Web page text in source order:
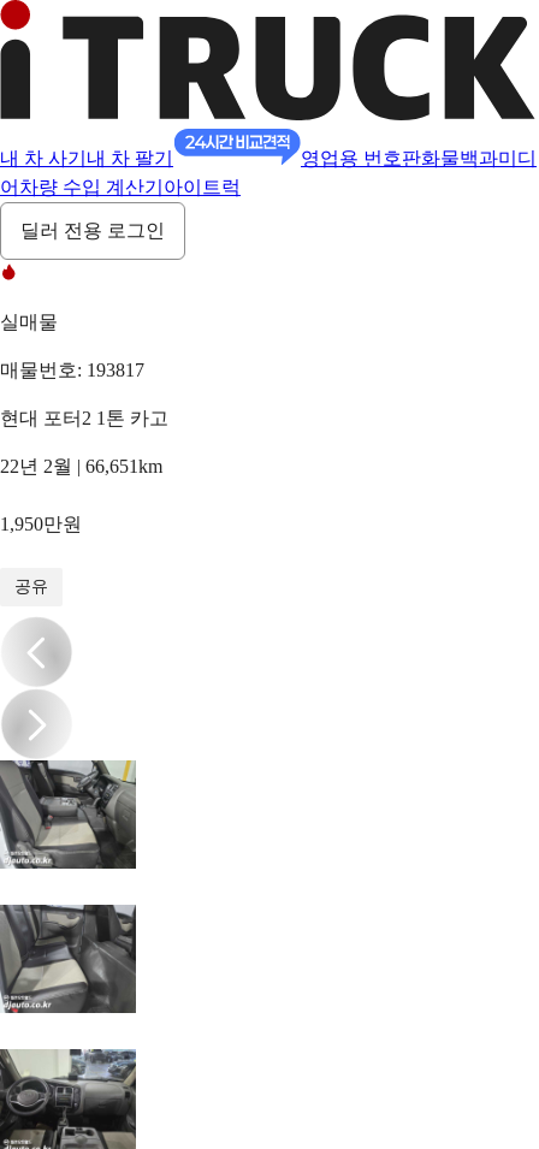
내 차 사기 내 차 팔기 영업용 번호판화물백과미디
어 차량 수입 계산기 아이트럭
딜러 전용 로그인
실매물
매물번호: 193817
현대 포터2 1톤 카고
22년 2월 | 66,651km
1,950만원
공유
/19